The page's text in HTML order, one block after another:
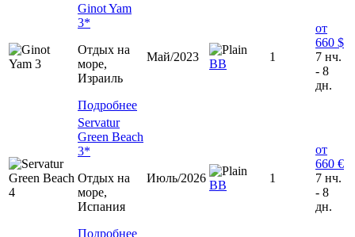
Ginot Yam
3*
Отдых на
море,
Израиль
Подробнее
Май/2023
ВВ
1
от
660 $
7 нч.
- 8
дн.
Servatur
Green Beach
3*
Отдых на
море,
Испания
Подробнее
Июль/2026
BB
1
от
660 €
7 нч.
- 8
дн.